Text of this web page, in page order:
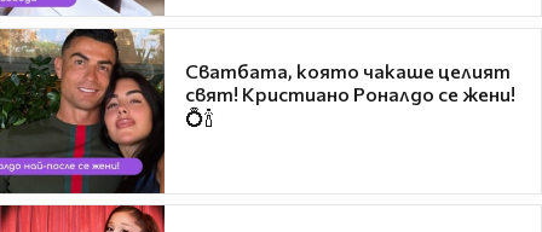
Сватбата, която чакаше целият
свят! Кристиано Роналдо се жени!
💍🍾